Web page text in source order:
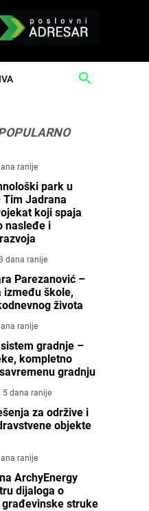
ranije
park u
Tim Jadrana
koji spaja
nasleđe i
dana ranije
Parezanović –
škole,
života
ranije
gradnje –
kompletno
gradnju
5 dana ranije
za održive i
objekte
ranije
ArchyEnergy
dijaloga o
struke